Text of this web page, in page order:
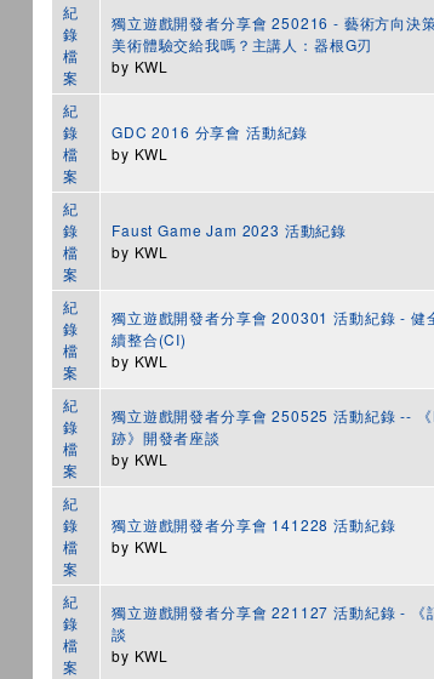
紀
錄
檔
案
獨立遊戲開發者分享會 250216 - 藝術方向決
美術體驗交給我嗎？主講人：器根G刃
by KWL
紀
錄
檔
案
GDC 2016 分享會 活動紀錄
by KWL
紀
錄
檔
案
Faust Game Jam 2023 活動紀錄
by KWL
紀
錄
檔
案
獨立遊戲開發者分享會 200301 活動紀錄 - 健
續整合(CI)
by KWL
紀
錄
檔
案
獨立遊戲開發者分享會 250525 活動紀錄 --
跡》開發者座談
by KWL
紀
錄
檔
案
獨立遊戲開發者分享會 141228 活動紀錄
by KWL
紀
錄
檔
案
獨立遊戲開發者分享會 221127 活動紀錄 - 《
談
by KWL